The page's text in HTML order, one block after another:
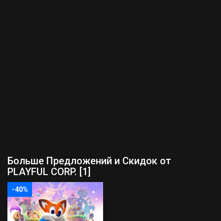
Больше Предложений и Скидок от
PLAYFUL CORP. [1]
-40%